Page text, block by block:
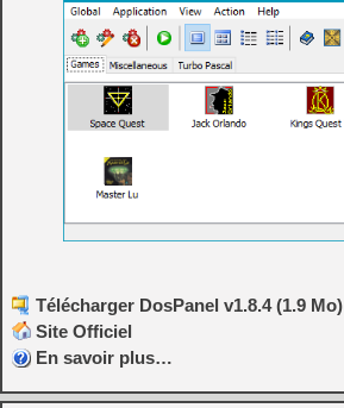
Télécharger DosPanel v1.8.4 (1.9 Mo)
Site Officiel
En savoir plus…